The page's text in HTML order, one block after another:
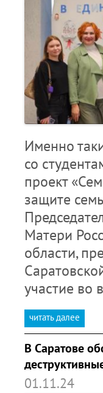
Именно
со
проект
защите
Матери
области,
участие во
читать далее
В Саратове
01.11.24